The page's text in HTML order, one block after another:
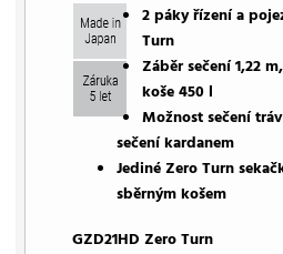
2 páky řízení a
Turn
Záběr sečení 1,22
koše 450 l
Možnost sečení
sečení kardanem
Jediné Zero Turn
sběrným košem
GZD21HD Zero Turn